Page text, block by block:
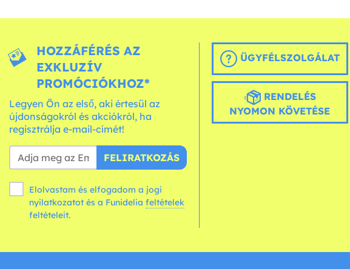
HOZZÁFÉRÉS AZ
EXKLUZÍV
PROMÓCIÓKHOZ*
Legyen Ön az első, aki értesül az
újdonságokról és akciókról, ha
regisztrálja e-mail-címét!
FELIRATKOZÁS
Elolvastam és elfogadom a jogi
nyilatkozatot és a Funidelia feltételek
feltételeit.
ÜGYFÉLSZOLGÁLAT
RENDELÉS
NYOMON KÖVETÉSE